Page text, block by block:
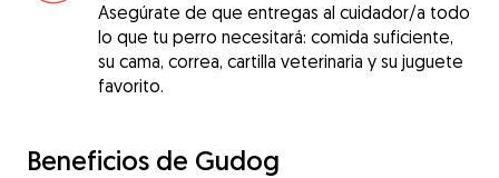
Asegúrate de que entregas al cuidador/a todo
lo que tu perro necesitará: comida suficiente,
su cama, correa, cartilla veterinaria y su juguete
favorito.
Beneficios de Gudog